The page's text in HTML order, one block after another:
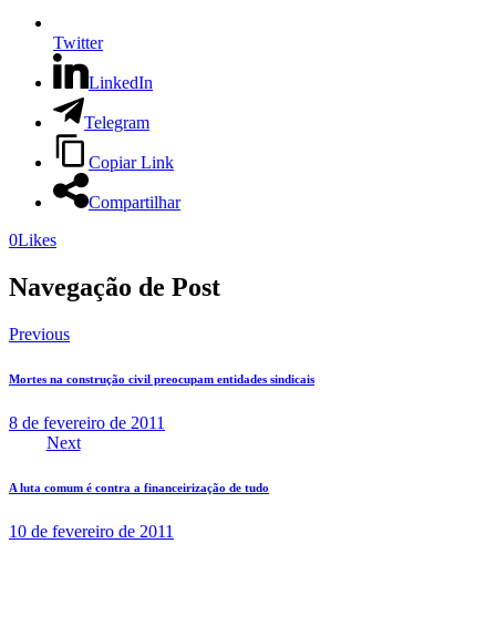
Twitter
LinkedIn
Telegram
Copiar Link
Compartilhar
0Likes
Navegação de Post
Previous
Mortes na construção civil preocupam entidades sindicais
8 de fevereiro de 2011
Next
A luta comum é contra a financeirização de tudo
10 de fevereiro de 2011